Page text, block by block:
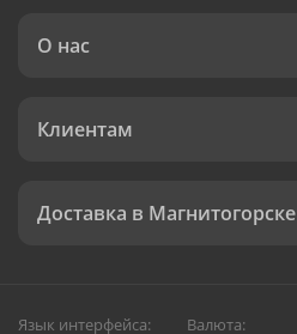
О нас
Клиентам
Доставка в Магнитогорске
Язык интерфейса: Валюта: